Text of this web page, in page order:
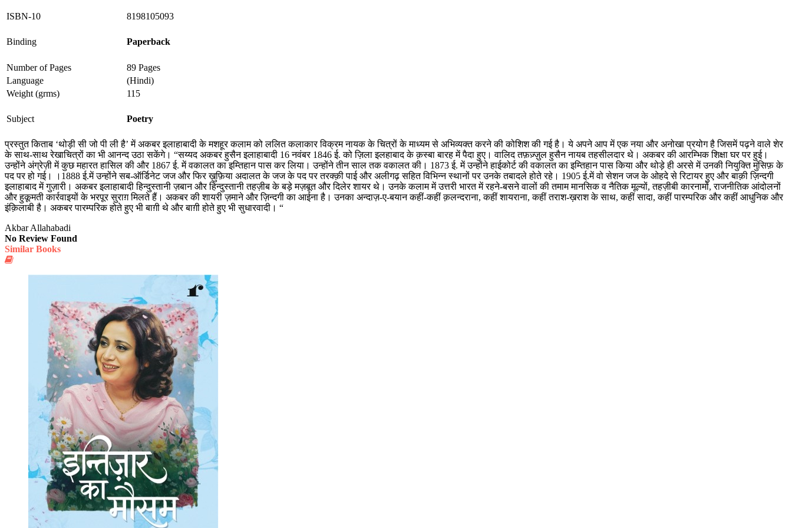
ISBN-10 8198105093
Binding Paperback
Number of Pages
89 Pages
Language
(Hindi)
Weight (grms)
115
Subject Poetry
प्रस्तुत किताब ‘थोड़ी सी जो पी ली है’ में अकबर इलाहाबादी के मशहूर कलाम को ललित कलाकार विक्रम नायक के चित्रों के माध्यम से अभिव्यक्त करने की कोशिश की गई है। ये अपने आप में एक नया और अनोखा प्रयोग है जिसमें पढ़ने वाले शेर
के साथ-साथ रेखाचित्रों का भी आनन्द उठा सकेंगे। “सय्यद अकबर हुसैन इलाहाबादी 16 नवंबर 1846 ई. को ज़िला इलहाबाद के क़स्बा बारह में पैदा हुए। वालिद तफ़ज़्ज़ुल हुसैन नायब तहसीलदार थे। अकबर की आरम्भिक शिक्षा घर पर हुई।
उन्होंने अंग्रेज़ी में कुछ महारत हासिल की और 1867 ई. में वकालत का इम्तिहान पास कर लिया। उन्होंने तीन साल तक वकालत की। 1873 ई. में उन्होंने हाईकोर्ट की वकालत का इम्तिहान पास किया और थोड़े ही अरसे में उनकी नियुक्ति मुंसिफ़ के
पद पर हो गई। ।1888 ई.में उन्होंने सब-ऑर्डिनेट जज और फिर ख़ुफ़िया अदालत के जज के पद पर तरक्क़ी पाई और अलीगढ़ सहित विभिन्न स्थानों पर उनके तबादले होते रहे। 1905 ई.में वो सेशन जज के ओहदे से रिटायर हुए और बाक़ी ज़िन्दगी
इलाहाबाद में गुज़ारी। अकबर इलाहाबादी हिन्दुस्तानी ज़बान और हिन्दुस्तानी तहज़ीब के बड़े मज़बूत और दिलेर शायर थे। उनके कलाम में उत्तरी भारत में रहने-बसने वालों की तमाम मानसिक व नैतिक मूल्यों, तहज़ीबी कारनामों, राजनीतिक आंदोलनों
और हुकूमती कार्रवाइयों के भरपूर सुराग़ मिलते हैं। अकबर की शायरी ज़माने और ज़िन्दगी का आईना है। उनका अन्दाज़-ए-बयान कहीं-कहीं क़लन्दराना, कहीं शायराना, कहीं तराश-ख़राश के साथ, कहीं सादा, कहीं पारम्परिक और कहीं आधुनिक और
इंक़िलाबी है। अकबर पारम्परिक होते हुए भी बाग़ी थे और बाग़ी होते हुए भी सुधारवादी। “
Akbar Allahabadi
No Review Found
Similar Books